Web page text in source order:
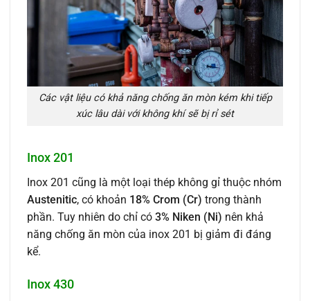
Các vật liệu có khả năng chống ăn mòn kém khi tiếp
xúc lâu dài với không khí sẽ bị rỉ sét
Inox 201
Inox 201 cũng là một loại thép không gỉ thuộc nhóm
Austenitic, có khoản 18% Crom (Cr) trong thành
phần. Tuy nhiên do chỉ có 3% Niken (Ni) nên khả
năng chống ăn mòn của inox 201 bị giảm đi đáng
kể.
Inox 430